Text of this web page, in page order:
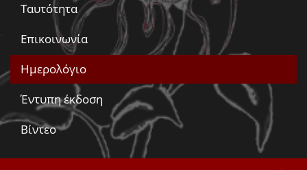
Ταυτότητα
Επικοινωνία
Ημερολόγιο
Έντυπη έκδοση
Βίντεο